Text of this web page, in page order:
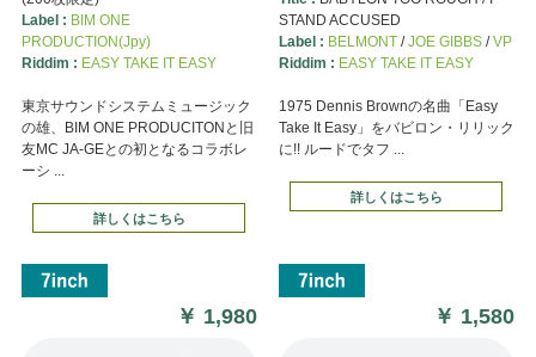
Label : BIM ONE
PRODUCTION(Jpy)
Riddim : EASY TAKE IT EASY
東京サウンドシステムミュージック
の雄、BIM ONE PRODUCITONと旧
友MC JA-GEとの初となるコラボレ
ーシ ...
詳しくはこちら
￥ 1,980
STAND ACCUSED
Label : BELMONT/JOE GIBBS/VP
Riddim : EASY TAKE IT EASY
1975 Dennis Brownの名曲「Easy
Take It Easy」をバビロン・リリック
に!! ルードでタフ ...
詳しくはこちら
￥ 1,580